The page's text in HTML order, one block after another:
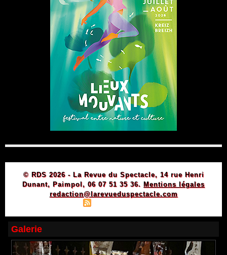
© RDS 2026 - La Revue du Spectacle, 14 rue Henri
Dunant, Paimpol, 06 07 51 35 36. Mentions légales
redaction@larevueduspectacle.com
Galerie